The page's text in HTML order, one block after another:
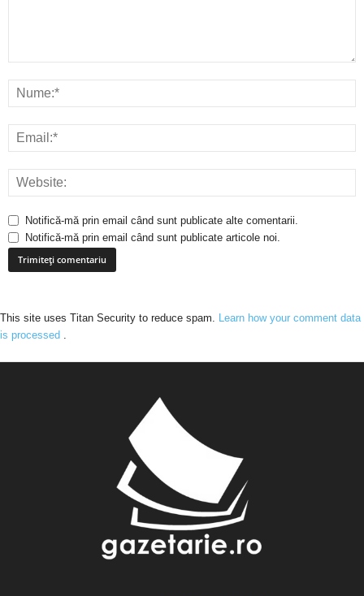
Notifică-mă prin email când sunt publicate alte comentarii.
Notifică-mă prin email când sunt publicate articole noi.
This site uses Titan Security to reduce spam.
Learn how your comment data
is processed